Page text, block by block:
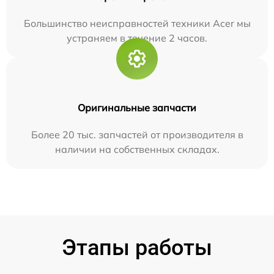
Большинство неисправностей техники Acer мы
устраняем в течение 2 часов.
Оригинальные запчасти
Более 20 тыс. запчастей от производителя в
наличии на собственных складах.
Этапы работы